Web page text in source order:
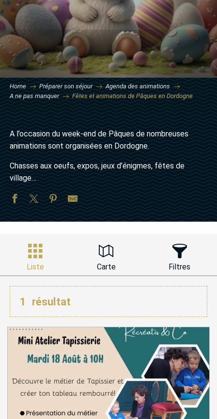
Home Préparer son séjour
Agenda des animations
A ne pas manquer
Fêtes et animations de Pâques en Dordogne
A l’occasion du week-end de Pâques de nombreuses
animations sont organisées en Dordogne.
Chasses aux oeufs, expos, jeux d’énigmes, fêtes de
village…
Liste Carte Filtres
1 résultat